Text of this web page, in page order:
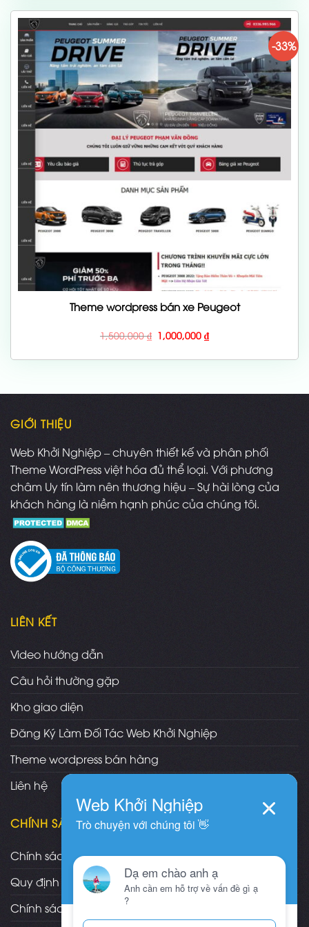
-33%
Theme wordpress bán xe Peugeot
1,500,000₫ Giá
gốc
1,500,000 ₫.
1,000,000₫Giá
hiện
là:
GIỚI THIỆU
Web Khởi Nghiệp – chuyên thiết kế và phân phối
Theme WordPress việt hóa đủ thể loại. Với phương
châm Uy tín làm nên thương hiệu – Sự hài lòng của
khách hàng là niềm hạnh phúc của chúng tôi.
LIÊN KẾT
Video hướng dẫn
Câu hỏi thường gặp
Kho giao diện
Đăng Ký Làm Đối Tác Web Khởi Nghiệp
Theme wordpress bán hàng
Liên hệ
CHÍNH SÁCH
Chính sách và quy định chung
Quy định và hình thức thanh toán
Chính sách vận chuyển/giao nhận/cài đặt